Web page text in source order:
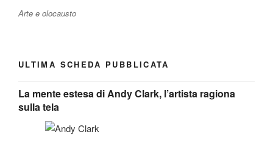
Arte e olocausto
ULTIMA SCHEDA PUBBLICATA
La mente estesa di Andy Clark, l’artista ragiona
sulla tela